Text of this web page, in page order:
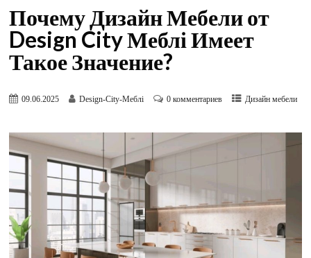
Почему Дизайн Мебели от
Design City Меблі Имеет
Такое Значение?
09.06.2025 Design-City-Меблі 0 комментариев Дизайн мебели